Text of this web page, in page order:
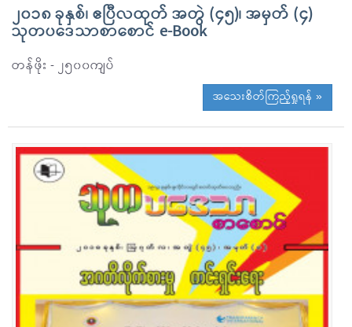
၂၀၁၈ ခုနှစ်၊ ဧပြီလထုတ် အတွဲ (၄၅)၊ အမှတ် (၄)
သုတပဒေသာစာစောင် e-Book
တန်ဖိုး - ၂၅၀၀ကျပ်
အသေးစိတ်ကြည့်ရှုရန် »